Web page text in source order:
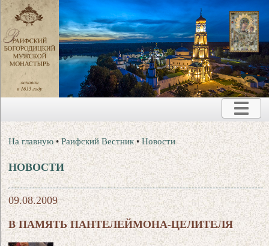
На главную •Раифский Вестник •Новости
НОВОСТИ
09.08.2009
В ПАМЯТЬ ПАНТЕЛЕЙМОНА-ЦЕЛИТЕЛЯ